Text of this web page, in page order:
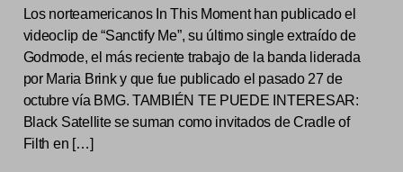
Los norteamericanos In This Moment han publicado el
videoclip de “Sanctify Me”, su último single extraído de
Godmode, el más reciente trabajo de la banda liderada
por Maria Brink y que fue publicado el pasado 27 de
octubre vía BMG. TAMBIÉN TE PUEDE INTERESAR:
Black Satellite se suman como invitados de Cradle of
Filth en […]